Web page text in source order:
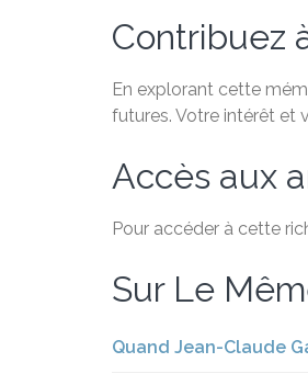
Contribuez
En explorant cette
futures. Votre intérêt et
Accès aux
Pour accéder à cette
Sur Le
Quand Jean-Claude